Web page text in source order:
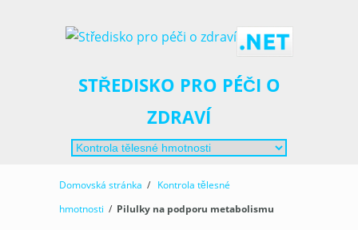
STŘEDISKO PRO PÉČI O
ZDRAVÍ
Domovská stránka / Kontrola tělesné
hmotnosti / Pilulky na podporu metabolismu